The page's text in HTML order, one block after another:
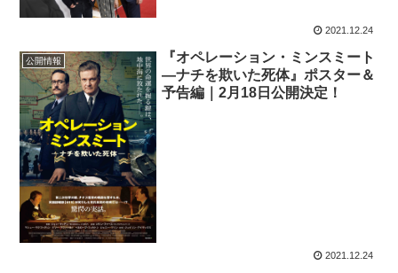
2021.12.24
公開情報
『オペレーション・ミンスミート
―ナチを欺いた死体』ポスター＆
予告編｜2月18日公開決定！
2021.12.24